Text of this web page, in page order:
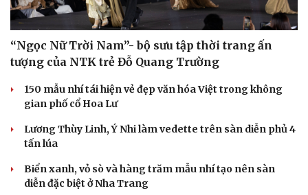
Săn Tour
check-in
Đọc truyện đêm khuya
Cửa sổ tình yêu
Hạt giống tâm hồn
“Ngọc Nữ Trời Nam”- bộ sưu tập thời trang ấn
tượng của NTK trẻ Đỗ Quang Trường
150 mẫu nhí tái hiện vẻ đẹp văn hóa Việt trong không
gian phố cổ Hoa Lư
Lương Thùy Linh, Ý Nhi làm vedette trên sàn diễn phủ 4
tấn lúa
Biển xanh, vỏ sò và hàng trăm mẫu nhí tạo nên sàn
diễn đặc biệt ở Nha Trang